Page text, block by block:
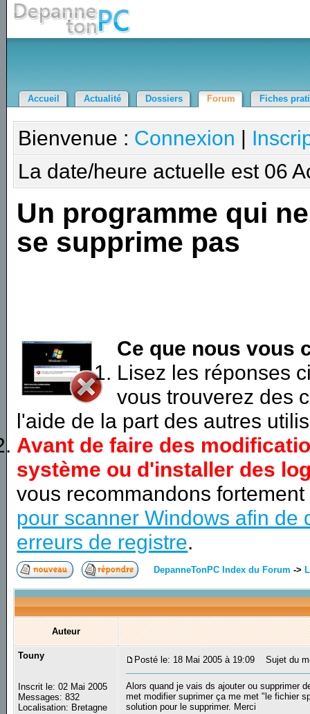
Accueil Actualité Dossiers Forum Fiches
Bienvenue : Connexion |
La date/heure actuelle est 06
Un programme qui ne
se supprime pas
Ce que nous vous
Lisez les réponses
vous trouverez des
l'aide de la part des autres
Avant de faire des
système ou d'installer des
vous recommandons
pour scanner Windows afin de
erreurs de registre.
DepanneTonPC Index du Forum ->
Auteur
Touny
Inscrit le: 02 Mai 2005
Messages: 832
Localisation: Bretagne
Posté le: 18 Mai 2005 à 19:09 Sujet du
Alors quand je vais ds ajouter ou supprimer
met modifier suprimer ça me met "le fichier
solution pour le supprimer. Merci